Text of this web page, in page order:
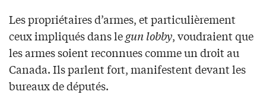
Les propriétaires d’armes, et particulièrement
ceux impliqués dans legun lobby, voudraient que
les armes soient reconnues comme un droit au
Canada. Ils parlent fort, manifestent devant les
bureaux de députés.